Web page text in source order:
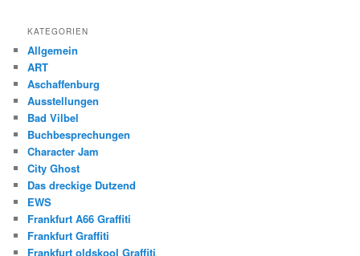
KATEGORIEN
Allgemein
ART
Aschaffenburg
Ausstellungen
Bad Vilbel
Buchbesprechungen
Character Jam
City Ghost
Das dreckige Dutzend
EWS
Frankfurt A66 Graffiti
Frankfurt Graffiti
Frankfurt oldskool Graffiti